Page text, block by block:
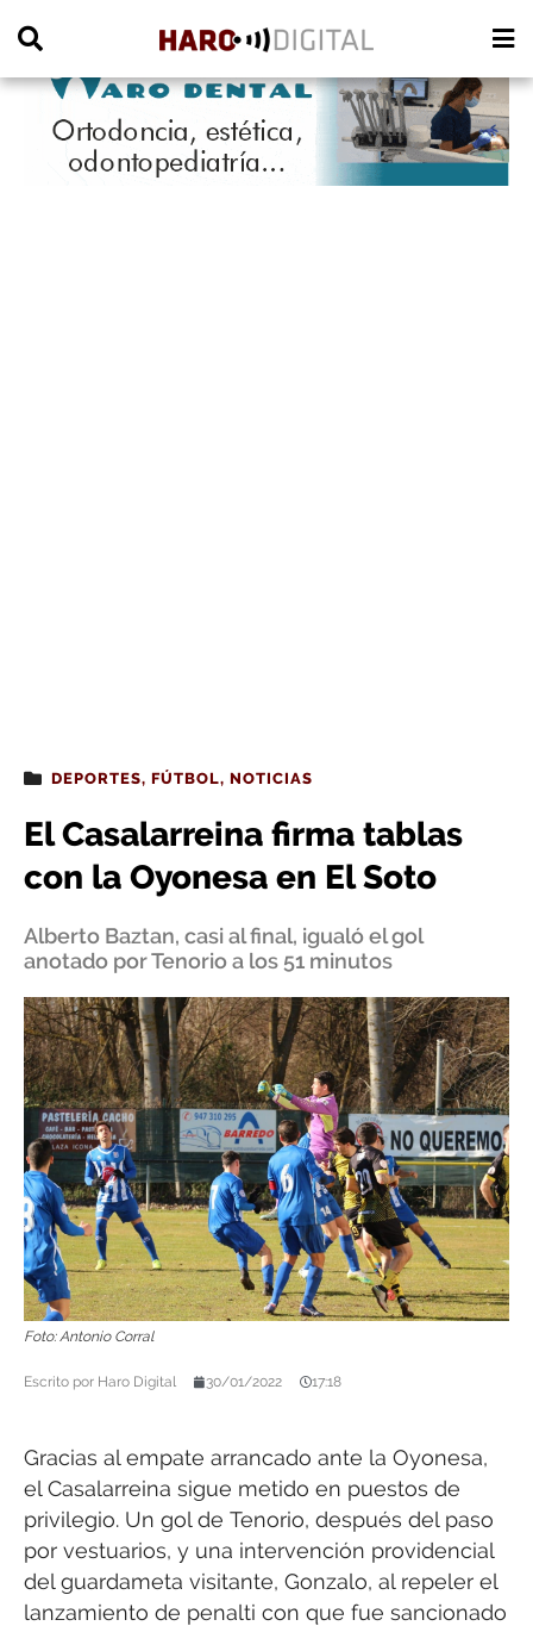
DEPORTES, FÚTBOL, NOTICIAS
El Casalarreina firma tablas
con la Oyonesa en El Soto
Alberto Baztan, casi al final, igualó el gol
anotado por Tenorio a los 51 minutos
Foto: Antonio Corral
Escrito por Haro Digital 30/01/2022 17:18
Gracias al empate arrancado ante la Oyonesa,
el Casalarreina sigue metido en puestos de
privilegio. Un gol de Tenorio, después del paso
por vestuarios, y una intervención providencial
del guardameta visitante, Gonzalo, al repeler el
lanzamiento de penalti con que fue sancionado